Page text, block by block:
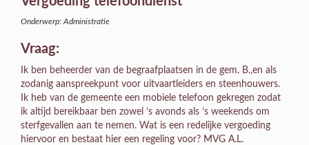
Onderwerp: Administratie
Vraag:
Ik ben beheerder van de begraafplaatsen in de gem. B.,en als
zodanig aanspreekpunt voor uitvaartleiders en steenhouwers.
Ik heb van de gemeente een mobiele telefoon gekregen zodat
ik altijd bereikbaar ben zowel ’s avonds als ’s weekends om
sterfgevallen aan te nemen. Wat is een redelijke vergoeding
hiervoor en bestaat hier een regeling voor? MVG A.L.